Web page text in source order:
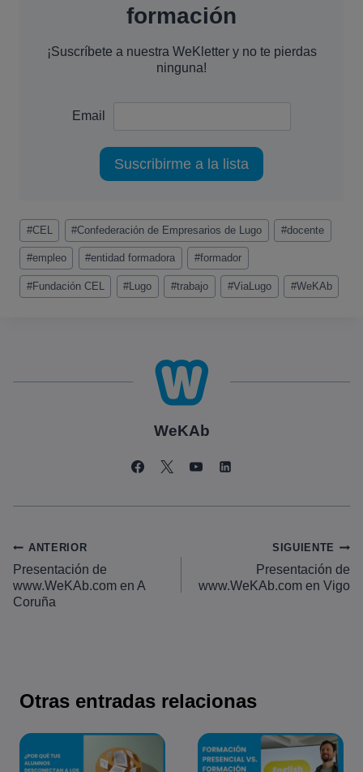
formación
¡Suscríbete a nuestra WeKletter y no te pierdas
ninguna!
Email
Etiquetas
de
la
entrada:
#CEL #Confederación de Empresarios de Lugo #docente
#empleo #entidad formadora #formador
#Fundación CEL # Lugo #trabajo #ViaLugo #WeKAb
WeKAb
Navegación
de
entradas
ANTERIOR
Presentación de
www.WeKAb.com en A
Coruña
SIGUIENTE
Presentación de
www.WeKAb.com en Vigo
Otras entradas relacionas